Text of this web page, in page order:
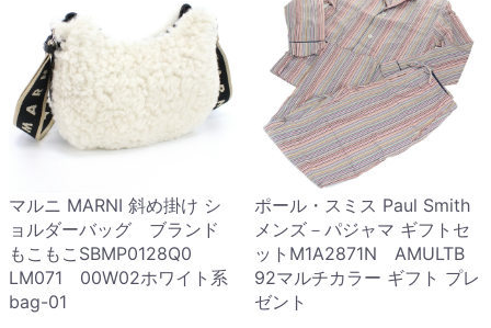
マルニ MARNI 斜め掛け シ
ョルダーバッグ ブランド
もこもこSBMP0128Q0
LM071 00W02ホワイト系
bag-01
ポール・スミス Paul Smith
メンズ－パジャマ ギフトセ
ットM1A2871N AMULTB
92マルチカラー ギフト プレ
ゼント